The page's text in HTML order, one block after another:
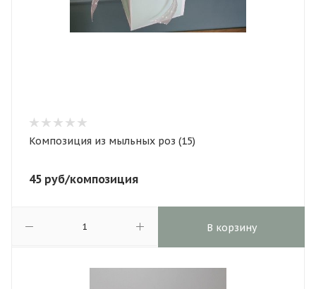
Композиция из мыльных роз (15)
45 руб/композиция
В корзину